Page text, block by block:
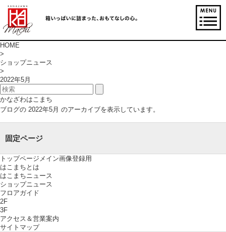
HOME
>
ショップニュース
>
2022年5月
かなざわはこまち
ブログの 2022年5月 のアーカイブを表示しています。
固定ページ
トップページメイン画像登録用
はこまちとは
はこまちニュース
ショップニュース
フロアガイド
2F
3F
アクセス＆営業案内
サイトマップ